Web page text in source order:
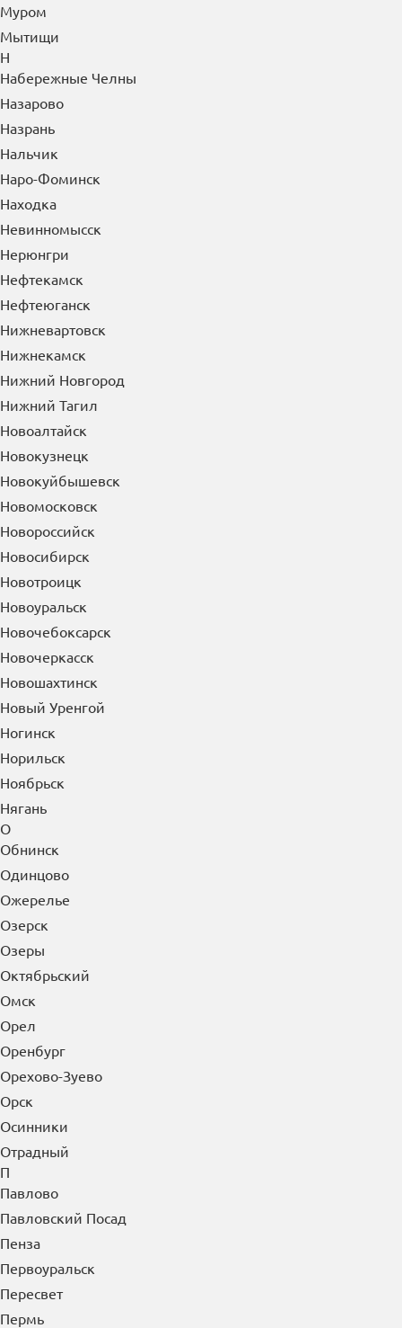
Муром
Мытищи
Н
Набережные Челны
Назарово
Назрань
Нальчик
Наро-Фоминск
Находка
Невинномысск
Нерюнгри
Нефтекамск
Нефтеюганск
Нижневартовск
Нижнекамск
Нижний Новгород
Нижний Тагил
Новоалтайск
Новокузнецк
Новокуйбышевск
Новомосковск
Новороссийск
Новосибирск
Новотроицк
Новоуральск
Новочебоксарск
Новочеркасск
Новошахтинск
Новый Уренгой
Ногинск
Норильск
Ноябрьск
Нягань
О
Обнинск
Одинцово
Ожерелье
Озерск
Озеры
Октябрьский
Омск
Орел
Оренбург
Орехово-Зуево
Орск
Осинники
Отрадный
П
Павлово
Павловский Посад
Пенза
Первоуральск
Пересвет
Пермь